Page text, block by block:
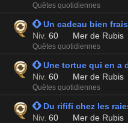
Quêtes quotidiennes
 Un cadeau bien frais
Niv. 60 Mer de Rubis
Quêtes quotidiennes
 Une tortue qui en a
Niv. 60 Mer de Rubis
Quêtes quotidiennes
 Du rififi chez les
Niv. 60 Mer de Rubis